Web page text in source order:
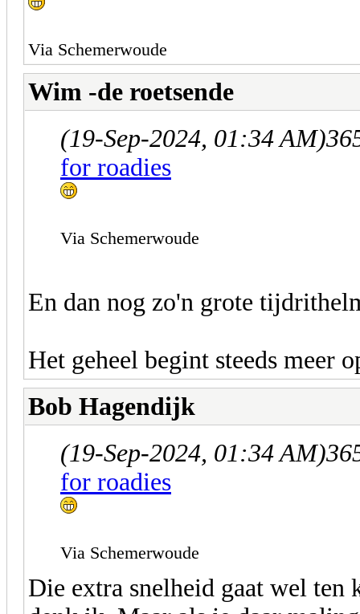
Via Schemerwoude
Wim -de roetsende
(19-Sep-2024, 01:34 AM)
for roadies
Via Schemerwoude
En dan nog zo'n grote
Het geheel begint steeds meer
Bob Hagendijk
(19-Sep-2024, 01:34 AM)
for roadies
Via Schemerwoude
Die extra snelheid gaat wel ten